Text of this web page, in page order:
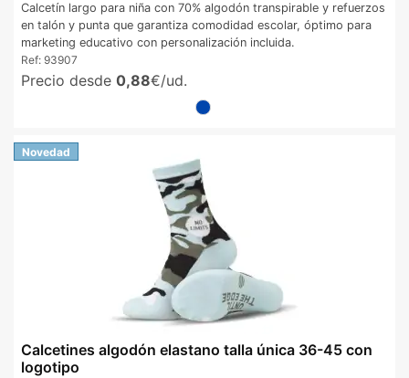
Calcetín largo para niña con 70% algodón transpirable y refuerzos
en talón y punta que garantiza comodidad escolar, óptimo para
marketing educativo con personalización incluida.
Ref: 93907
Precio desde 0,88€/ud.
Novedad
Calcetines algodón elastano talla única 36-45 con
logotipo